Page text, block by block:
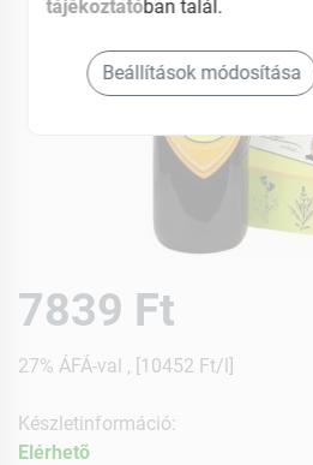
7839 Ft
27% ÁFÁ-val , [10452 Ft/l]
Készletinformáció:
Elérhetõ
tájékoztatóban talál.
Beállítások módosítása